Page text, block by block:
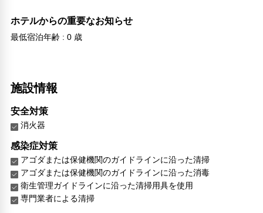
ホテルからの重要なお知らせ
最低宿泊年齢 : 0 歳
施設情報
安全対策
消火器
感染症対策
アゴダまたは保健機関のガイドラインに沿った清掃
アゴダまたは保健機関のガイドラインに沿った消毒
衛生管理ガイドラインに沿った清掃用具を使用
専門業者による清掃